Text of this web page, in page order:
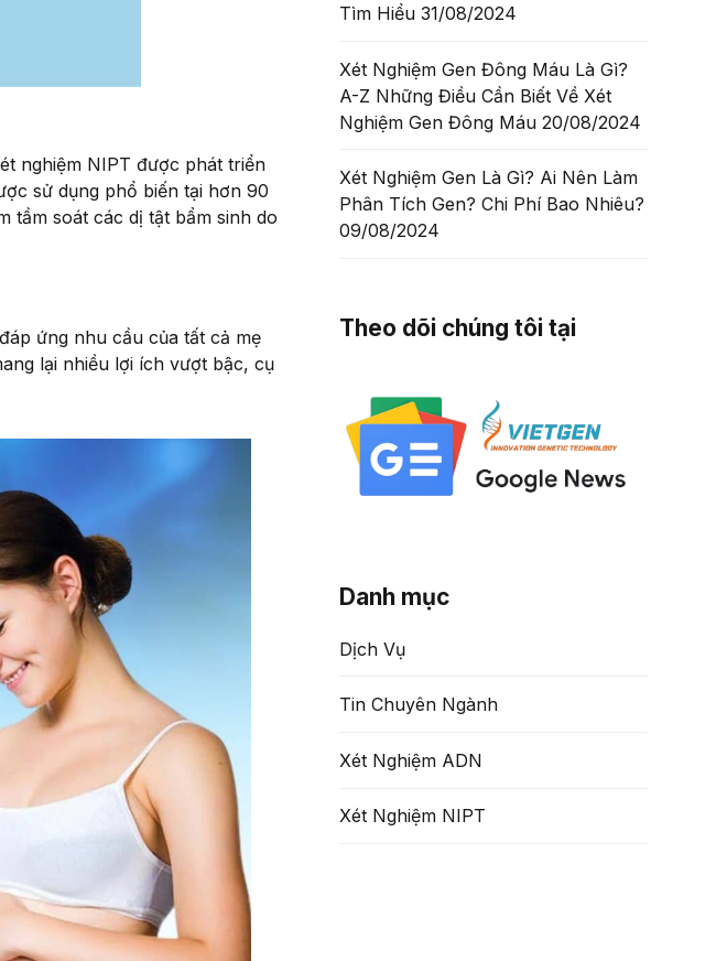
nghiệm NIPT được phát triển
sử dụng phổ biến tại hơn 90
tầm soát các dị tật bẩm sinh do
ứng nhu cầu của tất cả mẹ
lại nhiều lợi ích vượt bậc, cụ
Tìm Hiểu 31/08/2024
Xét Nghiệm Gen Đông Máu Là Gì?
A-Z Những Điều Cần Biết Về Xét
Nghiệm Gen Đông Máu 20/08/2024
Xét Nghiệm Gen Là Gì? Ai Nên Làm
Phân Tích Gen? Chi Phí Bao Nhiêu?
09/08/2024
Theo dõi chúng tôi tại
Danh mục
Dịch Vụ
Tin Chuyên Ngành
Xét Nghiệm ADN
Xét Nghiệm NIPT